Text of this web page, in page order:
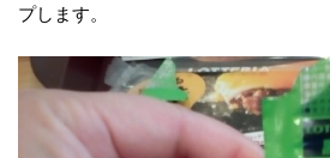
プします。